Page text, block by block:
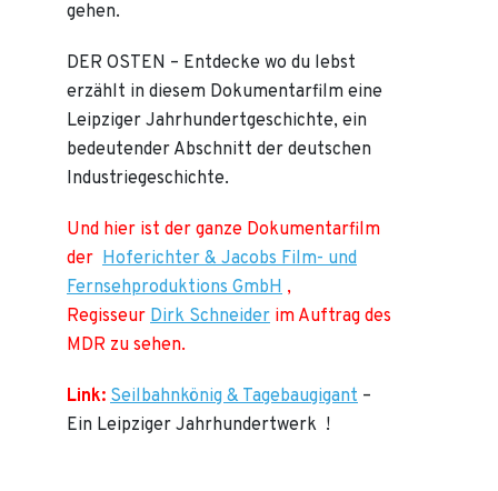
gehen.
DER OSTEN – Entdecke wo du lebst
erzählt in diesem Dokumentarfilm eine
Leipziger Jahrhundertgeschichte, ein
bedeutender Abschnitt der deutschen
Industriegeschichte.
Und hier ist der ganze Dokumentarfilm
der Hoferichter & Jacobs Film- und
Fernsehproduktions GmbH ,
Regisseur Dirk Schneider im Auftrag des
MDR zu sehen.
Link: Seilbahnkönig & Tagebaugigant –
Ein Leipziger Jahrhundertwerk !